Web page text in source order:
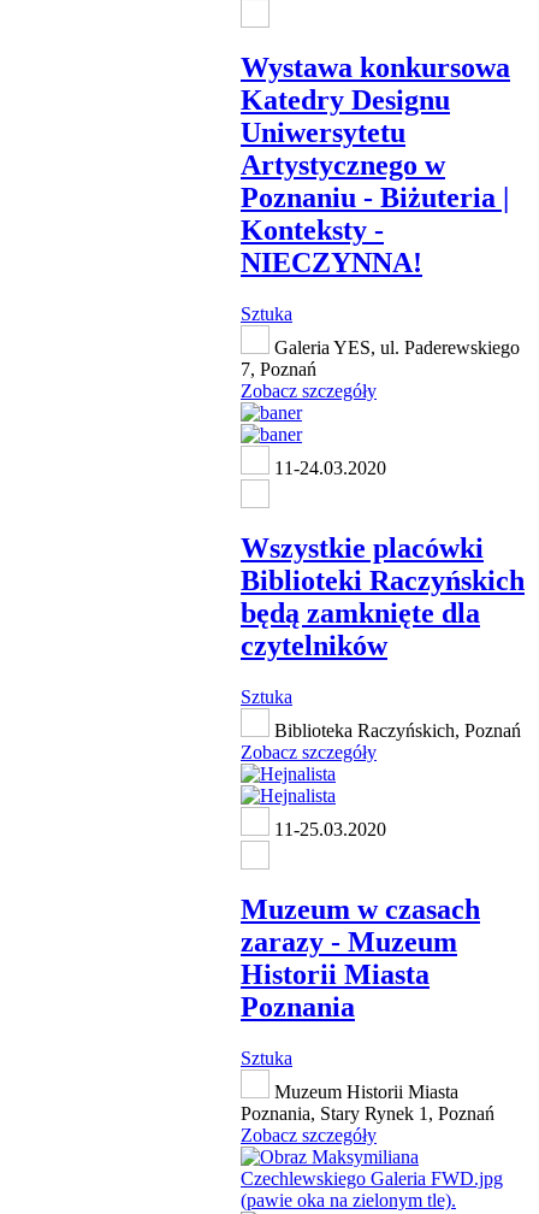
Wystawa konkursowa
Katedry Designu
Uniwersytetu
Artystycznego w
Poznaniu - Biżuteria |
Konteksty -
NIECZYNNA!
Sztuka
Galeria YES, ul. Paderewskiego
7, Poznań
Zobacz szczegóły
11-24.03.2020
Wszystkie placówki
Biblioteki Raczyńskich
będą zamknięte dla
czytelników
Sztuka
Biblioteka Raczyńskich, Poznań
Zobacz szczegóły
11-25.03.2020
Muzeum w czasach
zarazy - Muzeum
Historii Miasta
Poznania
Sztuka
Muzeum Historii Miasta
Poznania, Stary Rynek 1, Poznań
Zobacz szczegóły